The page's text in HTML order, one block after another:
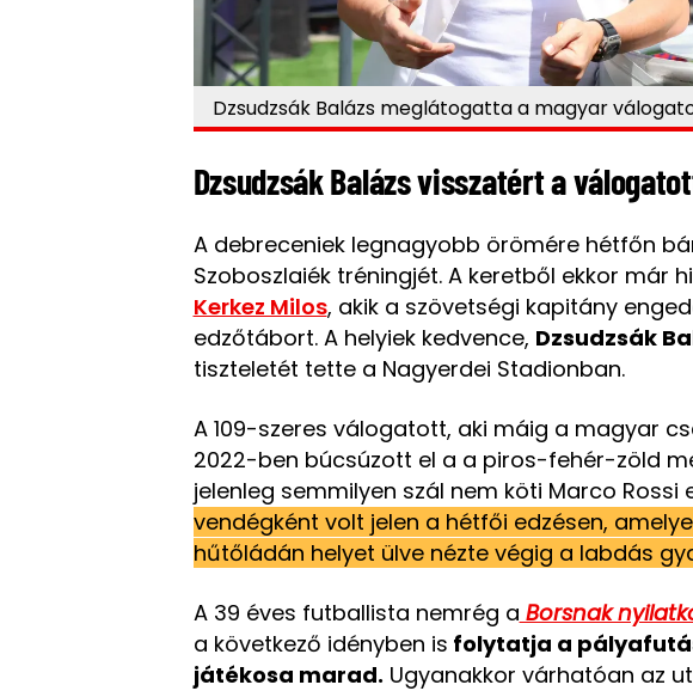
Dzsudzsák Balázs meglátogatta a magyar
Dzsudzsák Balázs visszatért a
A debreceniek legnagyobb örömére hétfőn
Szoboszlaiék tréningjét. A keretből ekkor már
Kerkez Milos, akik a szövetségi kapitány
edzőtábort. A helyiek kedvence, Dzsudzsák
tiszteletét tette a Nagyerdei Stadionban.
A 109-szeres válogatott, aki máig a magyar
2022-ben búcsúzott el a a piros-fehér-zöld
jelenleg semmilyen szál nem köti Marco Rossi
vendégként volt jelen a hétfői edzésen,
hűtőládán helyet ülve nézte végig a labdás
A 39 éves futballista nemrég a Borsnak
a következő idényben is folytatja a
játékosa marad. Ugyanakkor várhatóan az